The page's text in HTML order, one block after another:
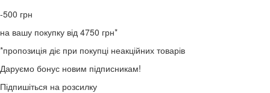
-500 грн
на вашу покупку від 4750 грн*
*пропозиція діє при покупці неакційних товарів
Даруємо бонус новим підписникам!
Підпишіться на розсилку